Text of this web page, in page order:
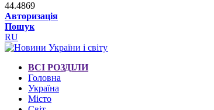
44.4869
Авторизація
Пошук
RU
ВСІ РОЗДІЛИ
Головна
Україна
Місто